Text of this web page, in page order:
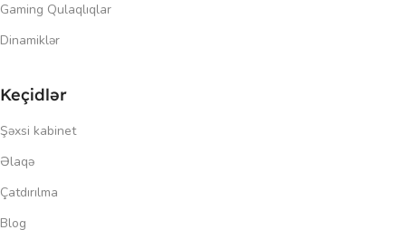
Gaming Qulaqlıqlar
Dinamiklər
Keçidlər
Şəxsi kabinet
Əlaqə
Çatdırılma
Blog